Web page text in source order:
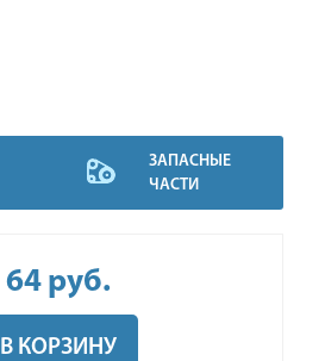
ЗАПАСНЫЕ
ЧАСТИ
64 руб.
В КОРЗИНУ